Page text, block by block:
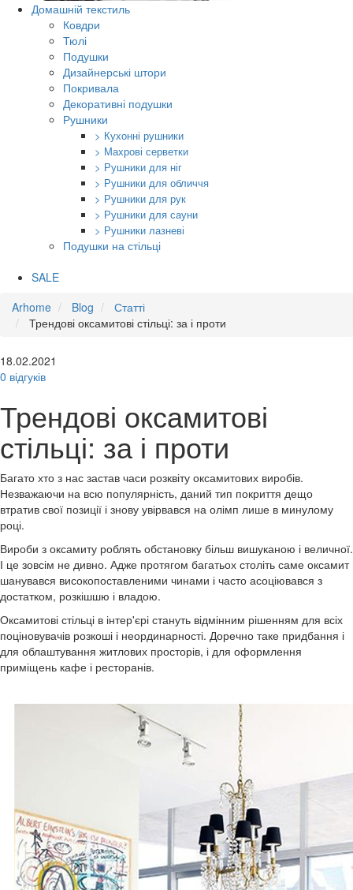
Домашній текстиль
Ковдри
Тюлі
Подушки
Дизайнерські штори
Покривала
Декоративні подушки
Рушники
> Кухонні рушники
> Махрові серветки
> Рушники для ніг
> Рушники для обличчя
> Рушники для рук
> Рушники для сауни
> Рушники лазневі
Подушки на стільці
SALE
Arhome
Blog
Статті
Трендові оксамитові стільці: за і проти
18.02.2021
0 відгуків
Трендові оксамитові
стільці: за і проти
Багато хто з нас застав часи розквіту оксамитових виробів.
Незважаючи на всю популярність, даний тип покриття дещо
втратив свої позиції і знову увірвався на олімп лише в минулому
році.
Вироби з оксамиту роблять обстановку більш вишуканою і величної.
І це зовсім не дивно. Адже протягом багатьох століть саме оксамит
шанувався високопоставленими чинами і часто асоціювався з
достатком, розкішшю і владою.
Оксамитові стільці в інтер'єрі стануть відмінним рішенням для всіх
поціновувачів розкоші і неординарності. Доречно таке придбання і
для облаштування житлових просторів, і для оформлення
приміщень кафе і ресторанів.